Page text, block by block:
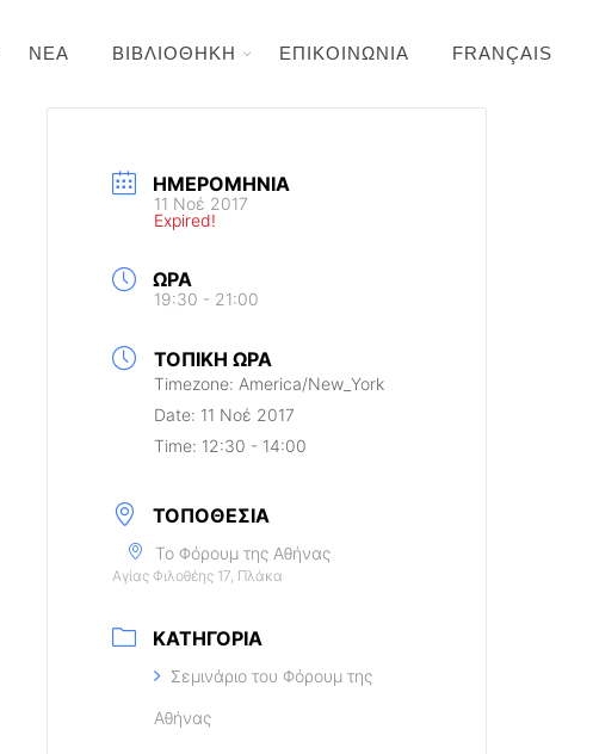
ΝΕΑ ΒΙΒΛΙΟΘΗΚΗ ΕΠΙΚΟΙΝΩΝΙΑ FRANÇAIS
ΗΜΕΡΟΜΗΝΊΑ
11 Νοέ 2017
Expired!
ΏΡΑ
19:30 - 21:00
ΤΟΠΙΚΉ ΏΡΑ
Timezone: America/New_York
Date: 11 Νοέ 2017
Time: 12:30 - 14:00
ΤΟΠΟΘΕΣΊΑ
Το Φόρουμ της Αθήνας
Αγίας Φιλοθέης 17, Πλάκα
ΚΑΤΗΓΟΡΊΑ
Σεμινάριο του Φόρουμ της
Αθήνας